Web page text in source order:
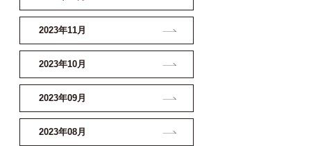
2023年11月
2023年10月
2023年09月
2023年08月